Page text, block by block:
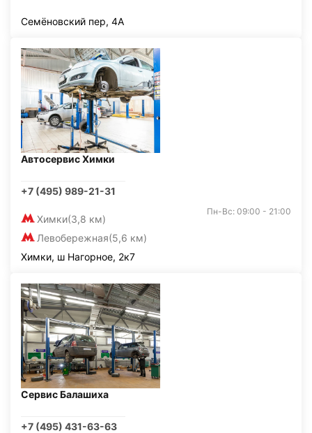
Семёновский пер, 4А
Автосервис Химки
+7 (495) 989-21-31
Химки(3,8 км)
Левобережная(5,6 км)
Пн-Вс: 09:00 - 21:00
Химки, ш Нагорное, 2к7
Сервис Балашиха
+7 (495) 431-63-63